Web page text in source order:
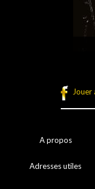
Jouer
A propos
Adresses utiles